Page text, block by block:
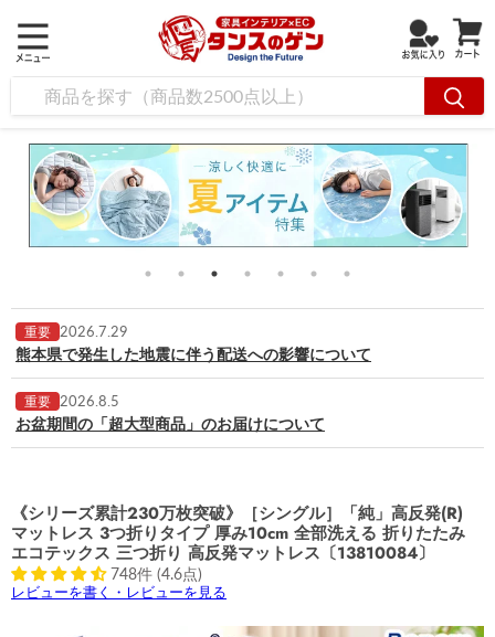
重要 2026.7.29
熊本県で発生した地震に伴う配送への影響について
重要 2026.8.5
お盆期間の「超大型商品」のお届けについて
《シリーズ累計230万枚突破》［シングル］「純」高反発(R)
マットレス 3つ折りタイプ 厚み10cm 全部洗える 折りたたみ
エコテックス 三つ折り 高反発マットレス〔13810084〕
748件 (4.6点)
レビューを書く・レビューを見る